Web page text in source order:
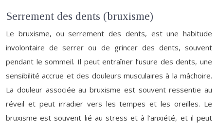
Serrement des dents (bruxisme)
Le bruxisme, ou serrement des dents, est une habitude
involontaire de serrer ou de grincer des dents, souvent
pendant le sommeil. Il peut entraîner l’usure des dents, une
sensibilité accrue et des douleurs musculaires à la mâchoire.
La douleur associée au bruxisme est souvent ressentie au
réveil et peut irradier vers les tempes et les oreilles. Le
bruxisme est souvent lié au stress et à l’anxiété, et il peut